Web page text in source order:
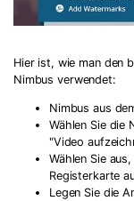
Hier ist, wie man den
Nimbus verwendet:
Nimbus aus
Wählen Sie die
"Video
Wählen Sie
Registerkarte
Legen Sie die